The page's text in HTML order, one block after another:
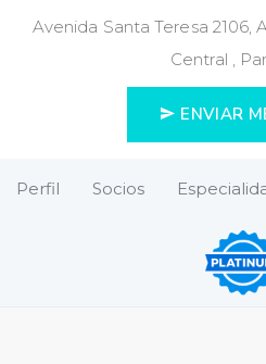
Avenida Santa Teresa 2106,
Central ,
ENVIAR
Perfil Socios